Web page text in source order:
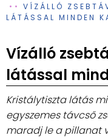
VÍZÁLLÓ
LÁTÁSSAL MINDEN
Vízálló
látással
Kristálytiszta látás
egyszemes távcső
maradj le a pillanat